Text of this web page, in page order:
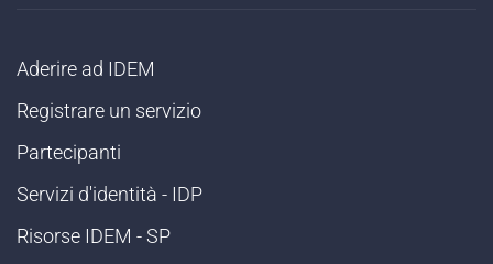
Aderire ad IDEM
Registrare un servizio
Partecipanti
Servizi d'identità - IDP
Risorse IDEM - SP